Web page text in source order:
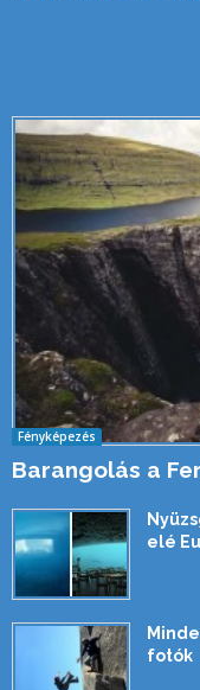
Fényképezés
Barangolás a
elé
fotók